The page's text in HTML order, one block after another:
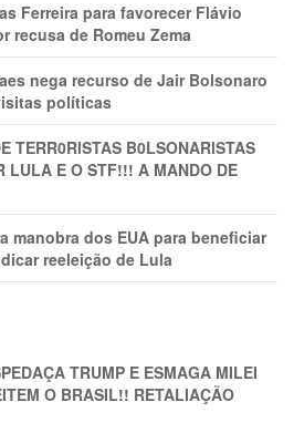
Ferreira para favorecer Flávio
recusa de Romeu Zema
nega recurso de Jair Bolsonaro
políticas
TERR0RlSTAS B0LSONARlSTAS
LULA E O STF!!! A MANDO DE
manobra dos EUA para beneficiar
reeleição de Lula
TRUMP E ESMAGA MILEI
O BRASIL!! RETALIAÇÃO